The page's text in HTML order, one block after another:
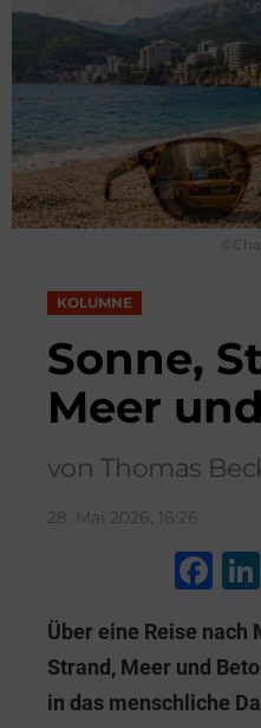
KOLUMNE
Sonne,
Meer
von Thomas
28. Mai 2026, 16:26
F
c
e
Über eine Reise nach
Strand, Meer und
in das menschliche